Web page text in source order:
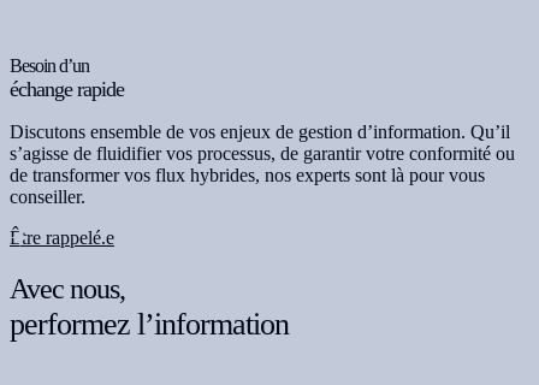
Besoin d’un
échange rapide
Discutons ensemble de vos enjeux de gestion d’information. Qu’il
s’agisse de fluidifier vos processus, de garantir votre conformité ou
de transformer vos flux hybrides, nos experts sont là pour vous
conseiller.
Être rappelé.e
Avec nous,
performez l’information